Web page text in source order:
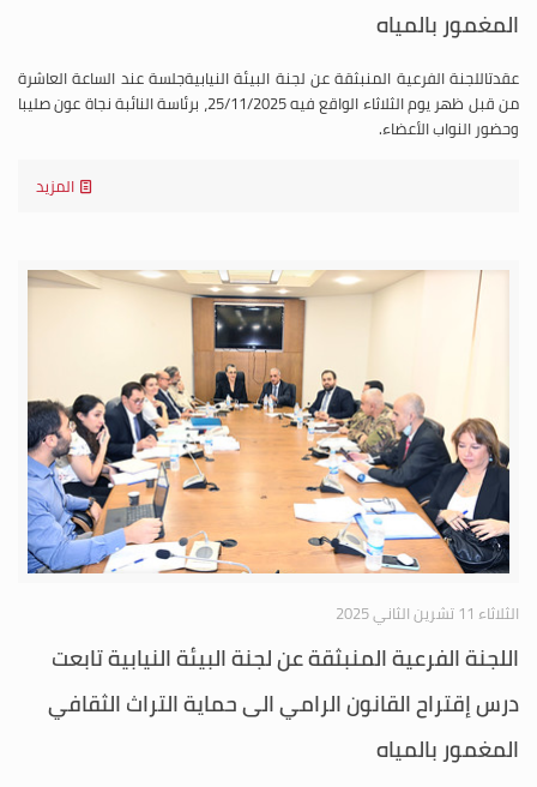
المغمور بالمياه
عقدتاللجنة الفرعية المنبثقة عن لجنة البيئة النيابيةجلسة عند الساعة العاشرة
من قبل ظهر يوم الثلاثاء الواقع فيه 25/11/2025، برئاسة النائبة نجاة عون صليبا
وحضور النواب الأعضاء.
المزيد
الثلاثاء 11 تشرين الثاني 2025
اللجنة الفرعية المنبثقة عن لجنة البيئة النيابية تابعت
درس إقتراح القانون الرامي الى حماية التراث الثقافي
المغمور بالمياه